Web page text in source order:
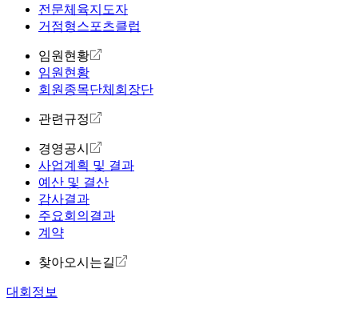
전문체육지도자
거점형스포츠클럽
임원현황
임원현황
회원종목단체회장단
관련규정
경영공시
사업계획 및 결과
예산 및 결산
감사결과
주요회의결과
계약
찾아오시는길
대회정보